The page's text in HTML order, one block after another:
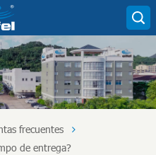
frecuentes
de entrega?